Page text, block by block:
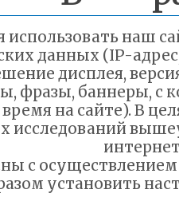
наш
данных (IP-
дисплея,
фразы, баннеры, с
на сайте). В
исследований
с
установить